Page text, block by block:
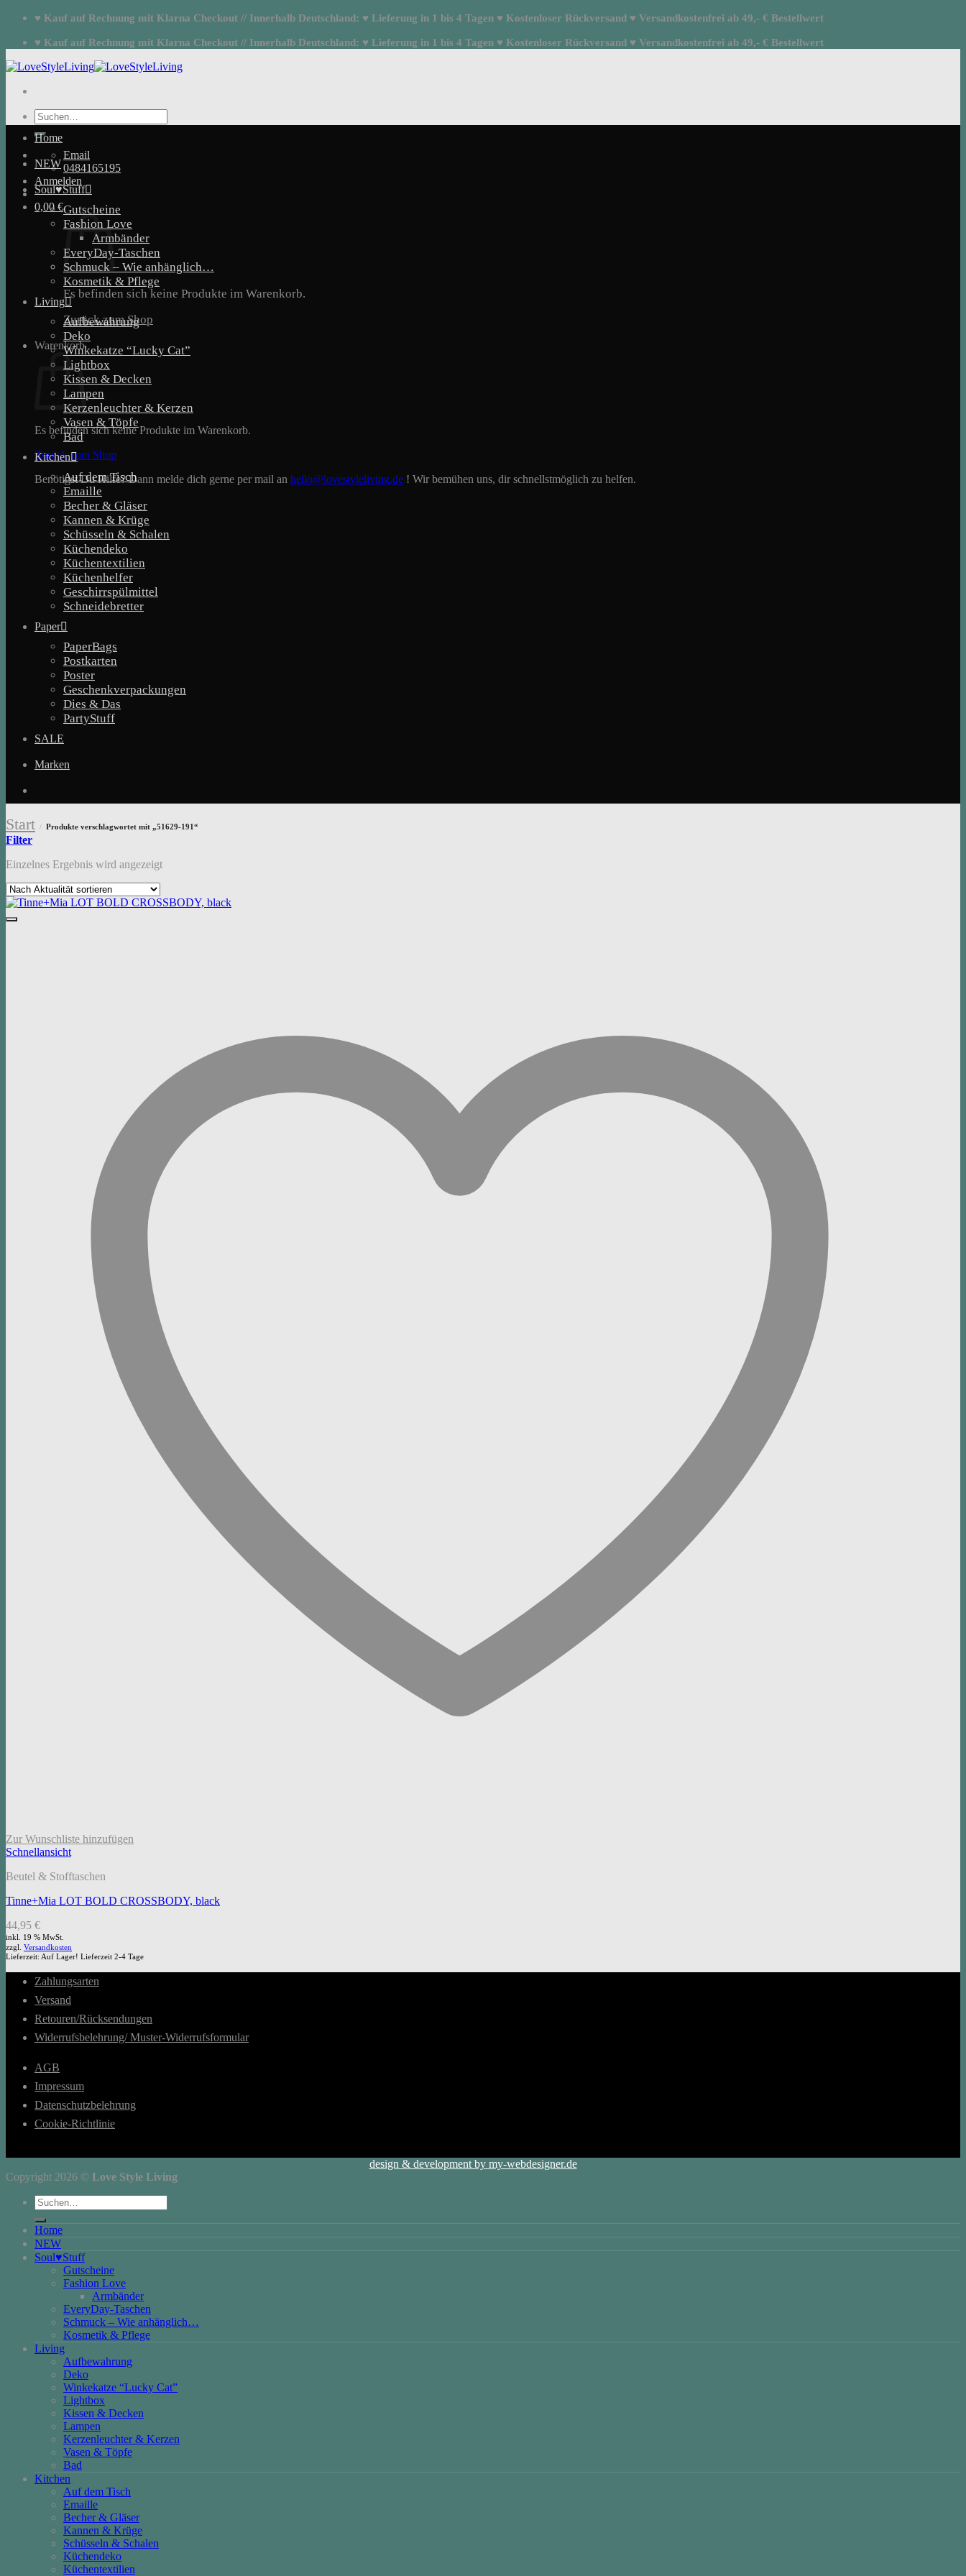
Zum
springen
♥ Kauf auf Rechnung mit Klarna Checkout // Innerhalb Deutschland: ♥ Lieferung in 1 bis 4 Tagen ♥ Kostenloser Rückversand ♥ Versandkostenfrei ab 49,- € Bestellwert
♥ Kauf auf Rechnung mit Klarna Checkout // Innerhalb Deutschland: ♥ Lieferung in 1 bis 4 Tagen ♥ Kostenloser Rückversand ♥ Versandkostenfrei ab 49,- € Bestellwert
Suchen
nach:
Email
0484165195
Anmelden
0,00€
Es befinden sich keine Produkte im Warenkorb.
Zurück zum Shop
Warenkorb
Es befinden sich keine Produkte im Warenkorb.
Zurück zum Shop
Benötigst Du Hilfe? Dann melde dich gerne per mail an hello@lovestyleliving.de ! Wir bemühen uns, dir schnellstmöglich zu helfen.
Home
NEW
Soul♥Stuff
Gutscheine
Fashion Love
Armbänder
EveryDay-Taschen
Schmuck – Wie anhänglich…
Kosmetik & Pflege
Living
Aufbewahrung
Deko
Winkekatze “Lucky Cat”
Lightbox
Kissen & Decken
Lampen
Kerzenleuchter & Kerzen
Vasen & Töpfe
Bad
Kitchen
Auf dem Tisch
Emaille
Becher & Gläser
Kannen & Krüge
Schüsseln & Schalen
Küchendeko
Küchentextilien
Küchenhelfer
Geschirrspülmittel
Schneidebretter
Paper
PaperBags
Postkarten
Poster
Geschenkverpackungen
Dies & Das
PartyStuff
SALE
Marken
Start / Produkte verschlagwortet mit „51629-191“
Filter
Einzelnes Ergebnis wird angezeigt
Zur Wunschliste hinzufügen
Schnellansicht
Beutel & Stofftaschen
Tinne+Mia LOT BOLD CROSSBODY, black
44,95 €
inkl. 19 % MwSt.
zzgl. Versandkosten
Lieferzeit: Auf Lager! Lieferzeit 2-4 Tage
Zahlungsarten
Versand
Retouren/Rücksendungen
Widerrufsbelehrung/ Muster-Widerrufsformular
AGB
Impressum
Datenschutzbelehrung
Cookie-Richtlinie
design & development by my-webdesigner.de
Copyright 2026 © Love Style Living
Suchen
nach:
Home
NEW
Soul♥Stuff
Gutscheine
Fashion Love
Armbänder
EveryDay-Taschen
Schmuck – Wie anhänglich…
Kosmetik & Pflege
Living
Aufbewahrung
Deko
Winkekatze “Lucky Cat”
Lightbox
Kissen & Decken
Lampen
Kerzenleuchter & Kerzen
Vasen & Töpfe
Bad
Kitchen
Auf dem Tisch
Emaille
Becher & Gläser
Kannen & Krüge
Schüsseln & Schalen
Küchendeko
Küchentextilien